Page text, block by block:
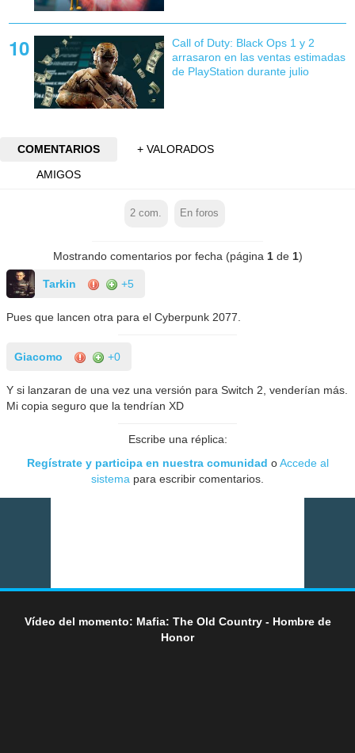
Call of Duty: Black Ops 1 y 2
arrasaron en las ventas estimadas
de PlayStation durante julio
COMENTARIOS
+ VALORADOS
AMIGOS
2 com. En foros
Mostrando comentarios por fecha (página 1de 1)
Tarkin +5
Pues que lancen otra para el Cyberpunk 2077.
Giacomo +0
Y si lanzaran de una vez una versión para Switch 2, venderían más.
Mi copia seguro que la tendrían XD
Escribe una réplica:
Regístrate y participa en nuestra comunidad oAccede al
sistema para escribir comentarios.
Vídeo del momento: Mafia: The Old Country - Hombre de
Honor